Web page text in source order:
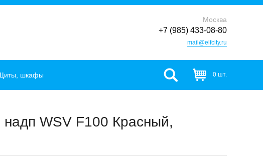
Москва
+7 (985) 433-08-80
mail@elfcity.ru
шкафы 0 шт.
надп WSV F100 Красный,